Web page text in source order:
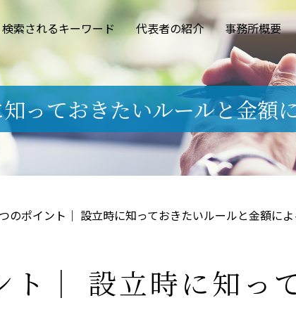
索されるキーワード 代表者の紹介 事務所概要
っておきたいルールと金額
のポイント｜ 設立時に知っておきたいルールと金額に
｜ 設立時に知っ